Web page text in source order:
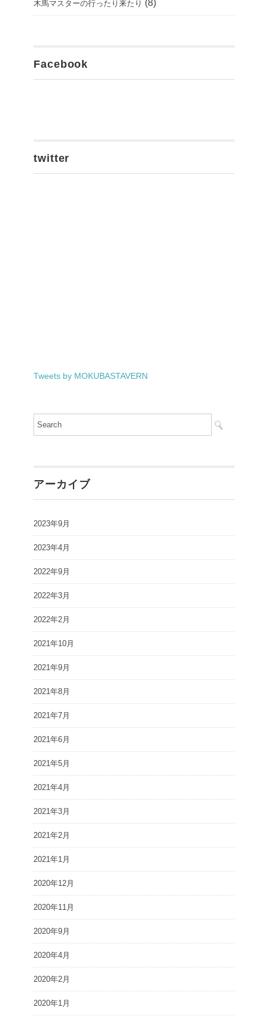
木馬マスターの行ったり来たり (8)
Facebook
twitter
Tweets by MOKUBASTAVERN
アーカイブ
2023年9月
2023年4月
2022年9月
2022年3月
2022年2月
2021年10月
2021年9月
2021年8月
2021年7月
2021年6月
2021年5月
2021年4月
2021年3月
2021年2月
2021年1月
2020年12月
2020年11月
2020年9月
2020年4月
2020年2月
2020年1月